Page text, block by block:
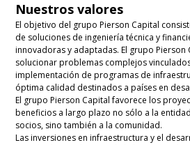
Nuestros valores
El objetivo del grupo Pierson Capital
de soluciones de ingeniería técnica y
innovadoras y adaptadas. El grupo
solucionar problemas complejos
implementación de programas de
óptima calidad destinados a países en
El grupo Pierson Capital favorece los
beneficios a largo plazo no sólo a la
socios, sino también a la comunidad.
Las inversiones en infraestructura y el